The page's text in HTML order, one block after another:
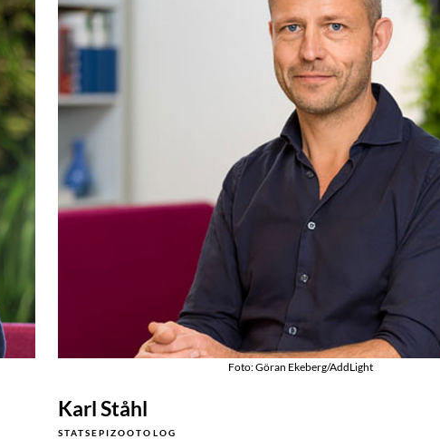
Foto: Göran Ekeberg/AddLight
Karl Ståhl
STATSEPIZOOTOLOG